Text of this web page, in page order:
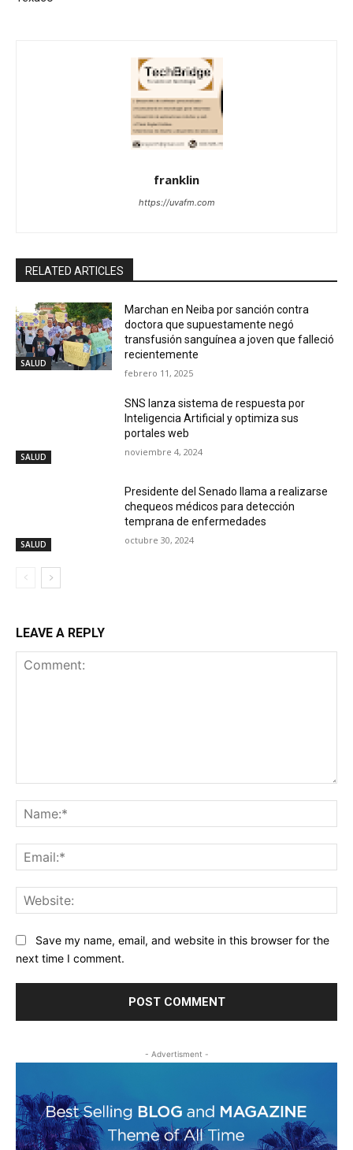
franklin
https://uvafm.com
RELATED ARTICLES
SALUD
Marchan en Neiba por sanción contra
doctora que supuestamente negó
transfusión sanguínea a joven que falleció
recientemente
febrero 11, 2025
SALUD
SNS lanza sistema de respuesta por
Inteligencia Artificial y optimiza sus
portales web
noviembre 4, 2024
SALUD
Presidente del Senado llama a realizarse
chequeos médicos para detección
temprana de enfermedades
octubre 30, 2024
LEAVE A REPLY
Save my name, email, and website in this browser for the
next time I comment.
- Advertisment -